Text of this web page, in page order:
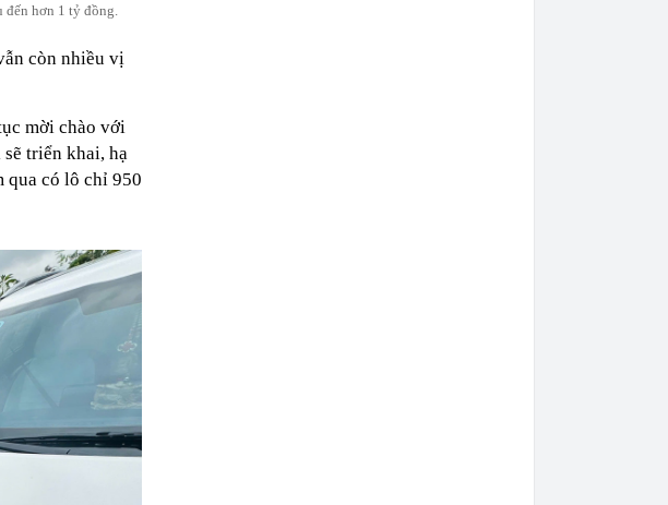
hơn 1 tỷ đồng.
còn nhiều vị
mời chào với
triển khai, hạ
qua có lô chỉ 950